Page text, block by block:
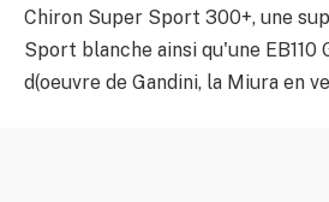
Chiron Super Sport 300+, une
Sport blanche ainsi qu'une EB110
d(oeuvre de Gandini, la Miura en